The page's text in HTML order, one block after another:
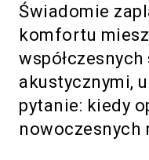
Świadomie
komfortu
akustycznymi,
pytanie: kiedy
nowoczesnych